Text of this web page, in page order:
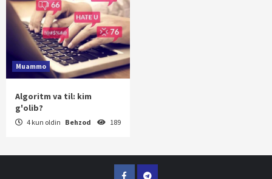
Muammo
Algoritm va til: kim
g'olib?
4 kun oldin Behzod 189
FacebookTelegram